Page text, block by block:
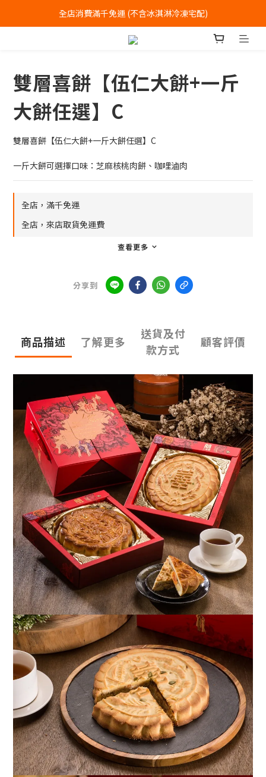
全店消費滿千免運 (不含冰淇淋冷凍宅配)
全店消費滿千免運 (不含冰淇淋冷凍宅配)
中式喜餅每消費滿一萬元，加贈2個一斤大餅
雙層喜餅【伍仁大餅+一斤
大餅任選】C
雙層喜餅【伍仁大餅+一斤大餅任選】C
一斤大餅可選擇口味：芝麻核桃肉餅、咖哩滷肉
全店，滿千免運
全店，來店取貨免運費
查看更多
分享到
商品描述 了解更多
送貨及付
款方式
顧客評價